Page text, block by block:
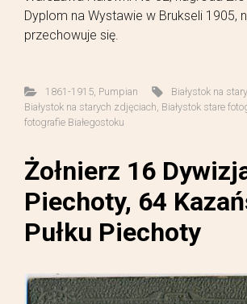
Dyplom na Wystawie w Brukseli 1905,
przechowuje się.
1861-1915, Pumpian Białystok na
Białystok na starych zdjęciach Białystok stare
fotografie Białegostoku
Żołnierz 16
Piechoty, 64
Pułku Piechoty